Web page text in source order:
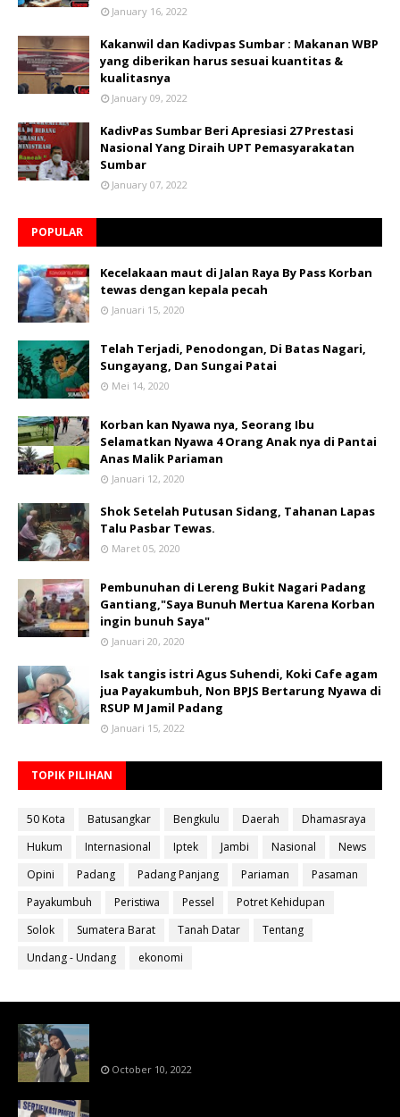
January 16, 2022
Kakanwil dan Kadivpas Sumbar : Makanan WBP
yang diberikan harus sesuai kuantitas &
kualitasnya
January 09, 2022
KadivPas Sumbar Beri Apresiasi 27 Prestasi
Nasional Yang Diraih UPT Pemasyarakatan
Sumbar
January 07, 2022
POPULAR
Kecelakaan maut di Jalan Raya By Pass Korban
tewas dengan kepala pecah
Januari 15, 2020
Telah Terjadi, Penodongan, Di Batas Nagari,
Sungayang, Dan Sungai Patai
Mei 14, 2020
Korban kan Nyawa nya, Seorang Ibu
Selamatkan Nyawa 4 Orang Anak nya di Pantai
Anas Malik Pariaman
Januari 12, 2020
Shok Setelah Putusan Sidang, Tahanan Lapas
Talu Pasbar Tewas.
Maret 05, 2020
Pembunuhan di Lereng Bukit Nagari Padang
Gantiang,"Saya Bunuh Mertua Karena Korban
ingin bunuh Saya"
Januari 20, 2020
Isak tangis istri Agus Suhendi, Koki Cafe agam
jua Payakumbuh, Non BPJS Bertarung Nyawa di
RSUP M Jamil Padang
Januari 15, 2022
TOPIK PILIHAN
50 Kota Batusangkar Bengkulu Daerah
Dhamasraya
Hukum
Internasional Iptek Jambi Nasional
News
Opini
Padang Padang Panjang Pariaman
Pasaman
Payakumbuh
Peristiwa Pessel
Potret Kehidupan
Solok
Sumatera Barat Tanah Datar
Tentang
Undang - Undang
ekonomi
October 10, 2022